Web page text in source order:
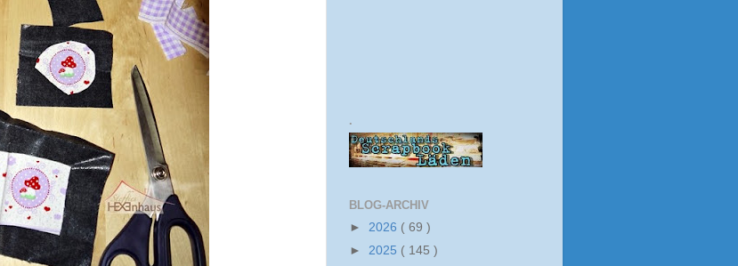
.
BLOG-ARCHIV
► 2026 ( 69 )
► 2025 ( 145 )